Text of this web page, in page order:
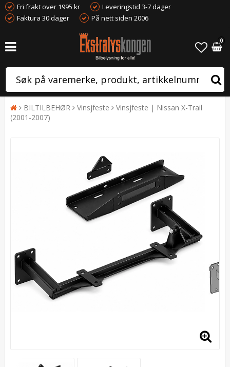
Fri frakt over 1995 kr
Leveringstid 3-7 dager
Faktura 30 dager
På nett siden 2006
0
BILTILBEHØR Vinsjfeste
Vinsjfeste | Nissan X-Trail
(2001-2007)